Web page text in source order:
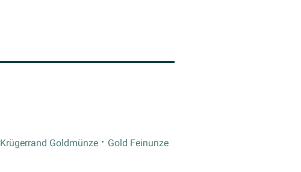
Krügerrand Goldmünze
Gold Feinunze